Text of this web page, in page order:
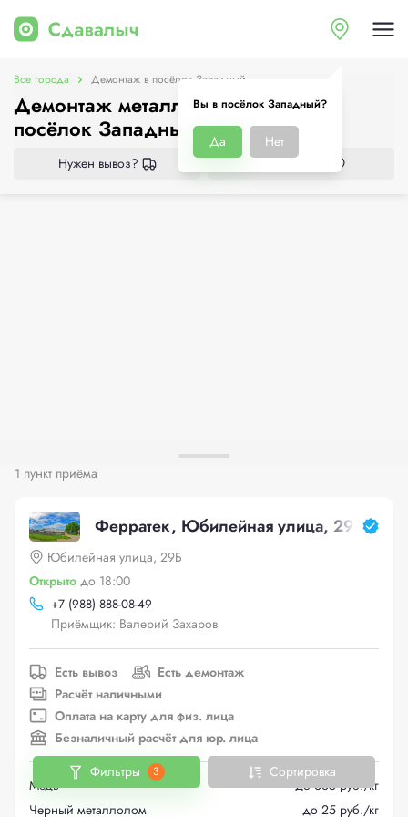
Вы в посёлок Западный?
Да Нет
Все города Демонтаж в посёлок Западный
Демонтаж металлоконструкций в
посёлок Западный
Нужен вывоз? Все приёмки
1 пункт приёма
Ферратек, Юбилейная улица, 29Б
Юбилейная улица, 29Б
Открыто до 18:00
+7 (988) 888-08-49
Приёмщик: Валерий Захаров
Есть вывоз
Есть демонтаж
Расчёт наличными
Оплата на карту для физ. лица
Безналичный расчёт для юр. лица
Медь
до 665 руб./кг
Черный металлолом
до 25 руб./кг
Фильтры 3 Сортировка